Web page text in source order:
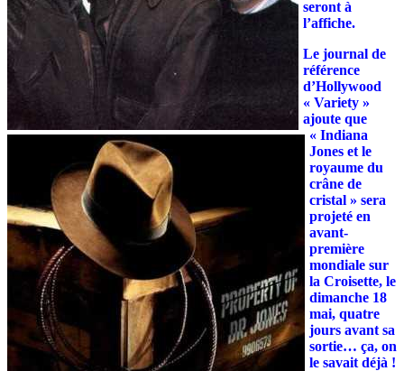
seront à
l’affiche.
Le journal de
référence
d’Hollywood
« Variety »
ajoute que
« Indiana
Jones et le
royaume du
crâne de
cristal » sera
projeté en
avant-
première
mondiale sur
la Croisette, le
dimanche 18
mai, quatre
jours avant sa
sortie… ça, on
le savait déjà !